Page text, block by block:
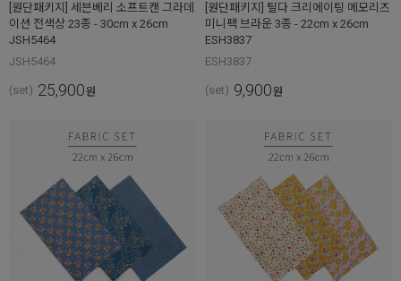
[원단패키지] 세븐베리 소프트캔 그라데
이션 전색상 23종 - 30cm x 26cm
JSH5464
JSH5464
(set) 25,900원
[원단패키지] 틸다 크리에이팅 메모리즈
미니팩 브라운 3종 - 22cm x 26cm
ESH3837
ESH3837
(set) 9,900원